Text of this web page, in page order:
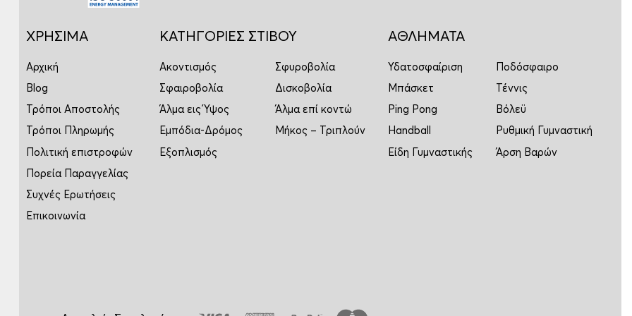
ΧΡΗΣΙΜΑ
Αρχική
Blog
Τρόποι Αποστολής
Τρόποι Πληρωμής
Πολιτική επιστροφών
Πορεία Παραγγελίας
Συχνές Ερωτήσεις
Επικοινωνία
ΚΑΤΗΓΟΡΙΕΣ ΣΤΙΒΟΥ
Ακοντισμός
Σφυροβολία
Σφαιροβολία
Δισκοβολία
Άλμα εις Ύψος
Άλμα επί κοντώ
Εμπόδια-Δρόμος
Μήκος – Τριπλούν
Εξοπλισμός
ΑΘΛΗΜΑΤΑ
Υδατοσφαίριση
Ποδόσφαιρο
Μπάσκετ
Τέννις
Ping Pong
Βόλεϋ
Handball
Ρυθμική Γυμναστική
Είδη Γυμναστικής
Άρση Βαρών